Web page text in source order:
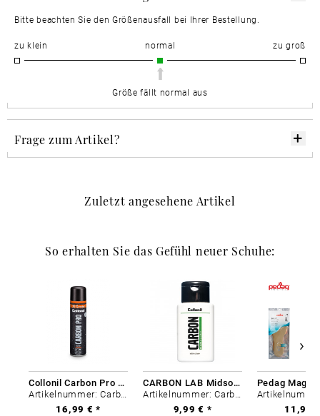
Bitte beachten Sie den Größenausfall bei Ihrer Bestellung.
zu klein normal zu groß
Größe fällt normal aus
Frage zum Artikel?
Zuletzt angesehene Artikel
So erhalten Sie das Gefühl neuer Schuhe:
Collonil Carbon Pro 400 ml
Artikelnummer: Carbon-0
16,99 € *
CARBON LAB Midsole Cleaner
Artikelnummer: Carbon-0
9,99 € *
11,99